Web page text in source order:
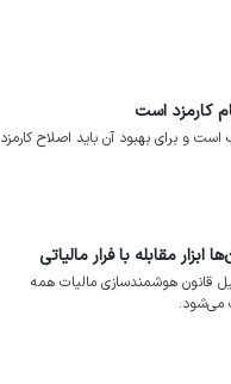
کارمزد است
و برای بهبود آن باید اصلاح کارمزد
مقابله با فرار مالیاتی
قانون هوشمندسازی مالیات همه
می‌شود.